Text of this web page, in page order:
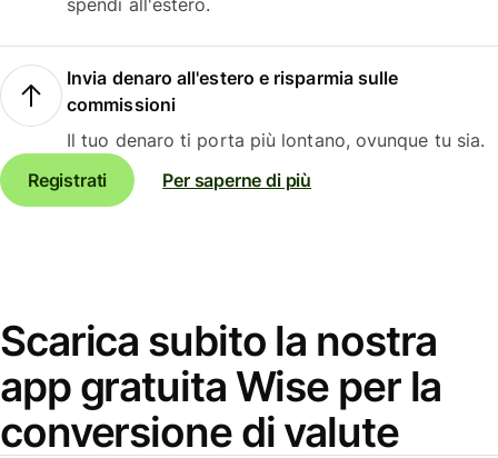
spendi all'estero.
Invia denaro all'estero e risparmia sulle
commissioni
Il tuo denaro ti porta più lontano, ovunque tu sia.
Registrati
Per saperne di più
Scarica subito la nostra
app gratuita Wise per la
conversione di valute